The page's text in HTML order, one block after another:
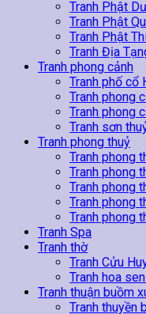
Tranh Phật
Tranh Phật
Tranh Phật
Tranh Địa
Tranh phong cảnh
Tranh phố cổ
Tranh phong
Tranh phong
Tranh sơn
Tranh phong thuỷ
Tranh phong
Tranh phong
Tranh phong
Tranh phong
Tranh phong
Tranh Spa
Tranh thờ
Tranh Cửu
Tranh hoa
Tranh thuận buồm
Tranh thuyền